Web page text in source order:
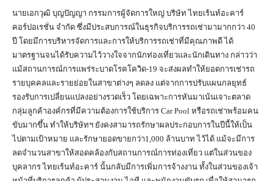
นายเอกวุฒิ บุญปัญญา กรรมการผู้จัดการใหญ่ บริษัท ไทยเร้นท์อะคาร์
คอร์ปอเรชั่น จำกัด ซึ่งมีประสบการณ์ในธุรกิจบริการรถเช่ามามากกว่า 40
ปี โดยมีการบริหารจัดการและการให้บริการรถเช่าที่มีคุณภาพดี ได้
มาตรฐานจนได้รับความไว้วางใจจากนักท่องเที่ยวและนักเดินทาง กล่าวว่า
แม้สถานการณ์การแพร่ระบาดโรคโควิด-19 จะส่งผลทำให้ยอดการเช่ารถ
รายบุคคลและรายย่อยในสาขาต่างๆ ลดลง แต่จากการปรับแผนกลยุทธ์
รองรับการเปลี่ยนแปลงอย่างรวดเร็ว โดยเฉพาะการหันมาเน้นเจาะตลาด
กลุ่มลูกค้าองค์กรที่มีความต้องการใช้บริการ Car Pool หรือรถเช่าพร้อมคน
ขับมากขึ้น ทำให้บริษัทฯ ยังคงสามารถรักษาผลประกอบการในปีนี้ให้เป็น
ไปตามเป้าหมาย และรักษายอดขายกว่า1,000 ล้านบาท ไว้ได้ แม้จะมีการ
ลดจำนวนสาขาให้สอดคล้องกับสถานการณ์การท่องเที่ยว แต่ในส่วนของ
บุคลากร ไทยเร้นท์อะคาร์ นั้นกลับมีการเพิ่มการจ้างงาน ทั้งในส่วนของเจ้า